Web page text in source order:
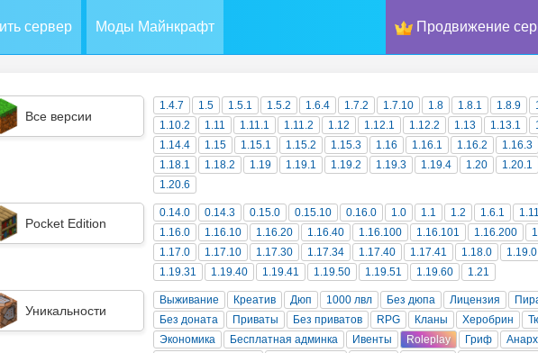
сервер Моды Майнкрафт Продвижение
Все версии
1.4.7 1.5 1.5.1 1.5.2 1.6.4 1.7.2 1.7.10 1.8 1.8.1 1.8.9
1.10.2
1.11 1.11.1 1.11.2 1.12 1.12.1 1.12.2 1.13 1.13.1
1.14.4
1.15 1.15.1 1.15.2 1.15.3 1.16 1.16.1 1.16.2 1.16.3
1.18.1
1.18.2 1.19 1.19.1 1.19.2 1.19.3 1.19.4 1.20 1.20.1
1.20.6
Pocket Edition
0.14.0 0.14.3 0.15.0 0.15.10 0.16.0 1.0 1.1 1.2 1.6.1
1.16.0
1.16.10 1.16.20 1.16.40 1.16.100 1.16.101 1.16.200
1.17.0
1.17.10 1.17.30 1.17.34 1.17.40 1.17.41 1.18.0 1.19.0
1.19.31
1.19.40 1.19.41 1.19.50 1.19.51 1.19.60 1.21
Уникальности
Выживание Креатив Дюп 1000 лвл Без дюпа Лицензия
Без доната
Приваты Без приватов RPG Кланы Херобрин
Экономика
Бесплатная админка Ивенты Roleplay Гриф